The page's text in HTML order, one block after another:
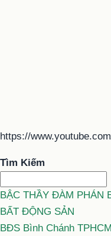
https://
Tìm Kiếm
BẬC THẦY ĐÀM PHÁN
BẤT ĐỘNG SẢN
BĐS Bình Chánh TPHCM